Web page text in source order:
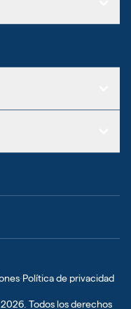
·Política de privacidad
2026. Todos los derechos